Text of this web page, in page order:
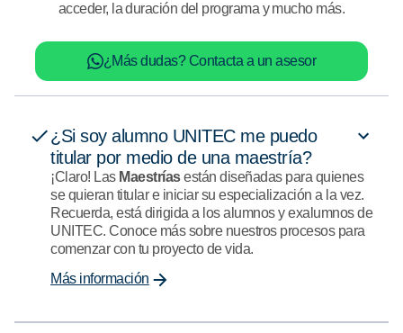
acceder, la duración del programa y mucho más.
¿Más dudas? Contacta a un asesor
¿Si soy alumno UNITEC me puedo
titular por medio de una maestría?
¡Claro! Las Maestríasestán diseñadas para quienes
se quieran titular e iniciar su especialización a la vez.
Recuerda, está dirigida a los alumnos y exalumnos de
UNITEC. Conoce más sobre nuestros procesos para
comenzar con tu proyecto de vida.
Más información